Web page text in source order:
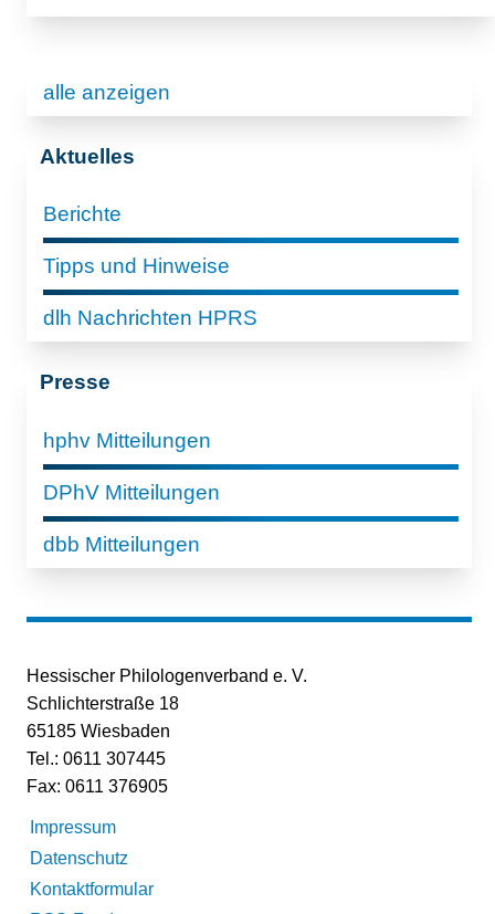
alle anzeigen
Aktuelles
Berichte
Tipps und Hinweise
dlh Nachrichten HPRS
Presse
hphv Mitteilungen
DPhV Mitteilungen
dbb Mitteilungen
Hessischer Philologenverband e. V.
Schlichterstraße 18
65185 Wiesbaden
Tel.: 0611 307445
Fax: 0611 376905
Impressum
Datenschutz
Kontaktformular